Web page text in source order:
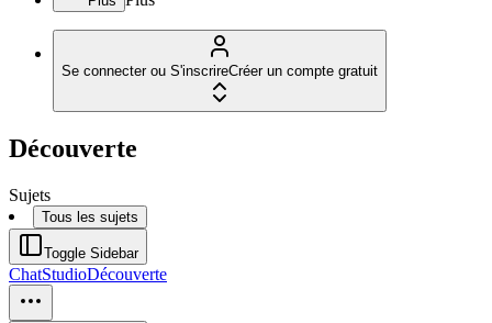
Se connecter ou S'inscrireCréer un compte gratuit
Découverte
Sujets
Tous les sujets
Toggle Sidebar
ChatStudioDécouverte